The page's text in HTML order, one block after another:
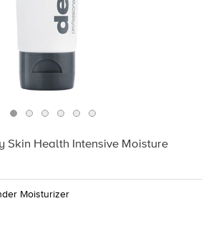
Skin Health Intensive Moisture
Moisturizer